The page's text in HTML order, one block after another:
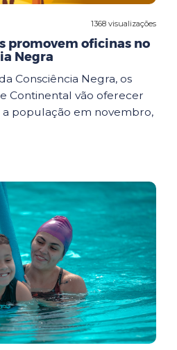
1368 visualizações
promovem oficinas no
Negra
Consciência Negra, os
e Continental vão oferecer
a população em novembro,